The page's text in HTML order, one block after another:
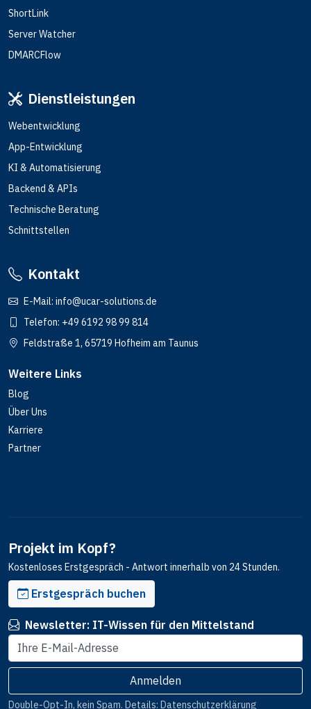
ShortLink
Server Watcher
DMARCFlow
Dienstleistungen
Webentwicklung
App-Entwicklung
KI & Automatisierung
Backend & APIs
Technische Beratung
Schnittstellen
Kontakt
E-Mail: info@ucar-solutions.de
Telefon: +49 6192 98 99 814
Feldstraße 1, 65719 Hofheim am Taunus
Weitere Links
Blog
Über Uns
Karriere
Partner
Projekt im Kopf?
Kostenloses Erstgespräch - Antwort innerhalb von 24 Stunden.
Erstgespräch buchen
Newsletter: IT-Wissen für den Mittelstand
E-Mail-Adresse
Anmelden
Website
Double-Opt-In, kein Spam. Details: Datenschutzerklärung